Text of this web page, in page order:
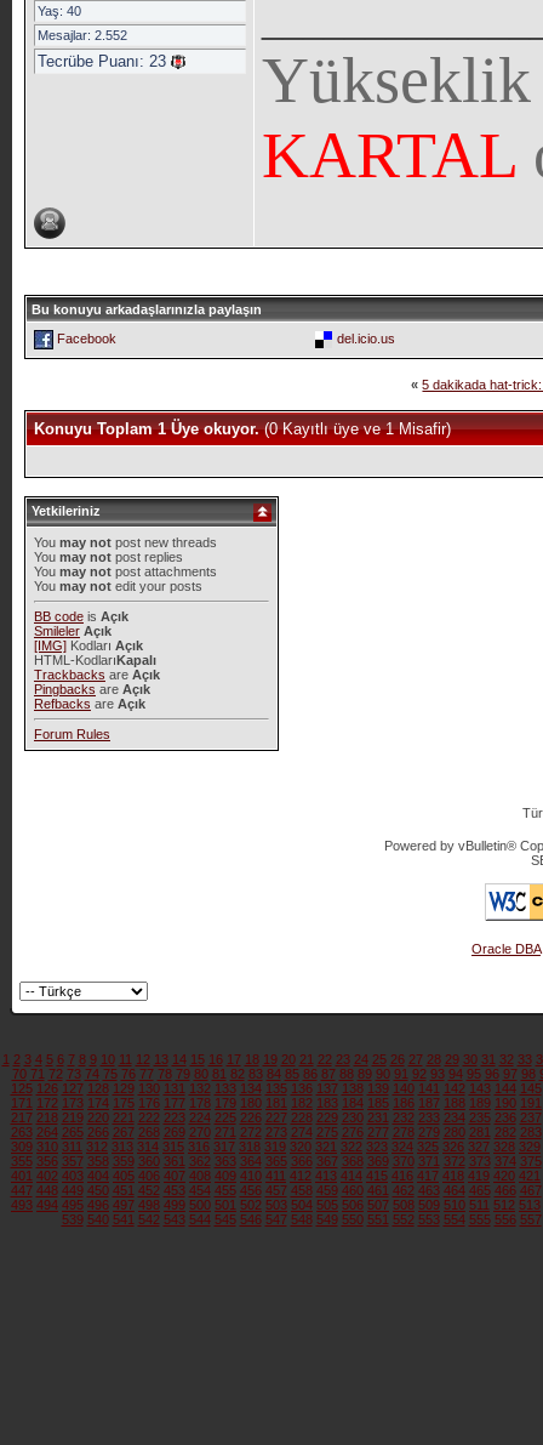
Yaş: 40
Mesajlar: 2.552
Tecrübe Puanı: 23
Yükseklik
KARTAL
Bu konuyu arkadaşlarınızla paylaşın
Facebook
del.icio.us
« 5 dakikada hat-
Konuyu Toplam 1 Üye okuyor.(0 Kayıtlı üye ve 1 Misafir)
Yetkileriniz
You may notpost new threads
You may notpost replies
You may notpost attachments
You may notedit your posts
BB codeis Açık
Smileler Açık
[IMG]Kodları Açık
HTML-KodlarıKapalı
Trackbacks are Açık
Pingbacks are Açık
Refbacks are Açık
Forum Rules
Powered by vBulletin®
Oracle DBA
1 2 3 4 5 6 7 8 9 10 11 12 13 14 15 16 17 18 19 20 21 22 23 24 25 26 27 28 29 30 31 32 33
70 71 72 73 74 75 76 77 78 79 80 81 82 83 84 85 86 87 88 89 90 91 92 93 94 95 96 97 98
125 126 127 128 129 130 131 132 133 134 135 136 137 138 139 140 141 142 143 144 145
171 172 173 174 175 176 177 178 179 180 181 182 183 184 185 186 187 188 189 190 191
217 218 219 220 221 222 223 224 225 226 227 228 229 230 231 232 233 234 235 236 237
263 264 265 266 267 268 269 270 271 272 273 274 275 276 277 278 279 280 281 282 283
309 310 311 312 313 314 315 316 317 318 319 320 321 322 323 324 325 326 327 328 329
355 356 357 358 359 360 361 362 363 364 365 366 367 368 369 370 371 372 373 374 375
401 402 403 404 405 406 407 408 409 410 411 412 413 414 415 416 417 418 419 420 421
447 448 449 450 451 452 453 454 455 456 457 458 459 460 461 462 463 464 465 466 467
493 494 495 496 497 498 499 500 501 502 503 504 505 506 507 508 509 510 511 512 513
539 540 541 542 543 544 545 546 547 548 549 550 551 552 553 554 555 556 557